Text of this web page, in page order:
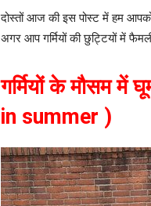
दोस्तों आज की इस पोस्ट में हम
अगर आप गर्मियों की छुट्टियों में
गर्मियों के मौसम
in summer )